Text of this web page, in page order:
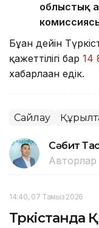
облыстық
Бұған дейін
қажеттілігі бар 14
хабарлаған едік.
Сайлау
Сәбит
Авторлар
14:40, 07 Тамыз 2026
Түркістанда